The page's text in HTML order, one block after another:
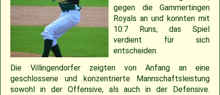
gegen die Gammertingen
Royals an und konnten mit
10:7 Runs, das Spiel
verdient für sich
entscheiden.
Die Villingendorfer zeigten von Anfang an eine
geschlossene und konzentrierte Mannschaftsleistung
sowohl in der Offensive, als auch in der Defensive.
2018
2017
2016
2015
22.04.2023 – Cavemen 2 vs Ulm Falcons
30.04.2022 – Softballspieltag 30.05.2019 – Jugendspiel in Ravensburg
01.05.2019 – Pokalspiel gegen Ellwangen
14.06.2017 – Pfingstturnier Steinheim 2017
21.05.2017 – Spiel gegen Neuenburg
13.05.2017 – Jugendspiel in Herrenberg
26./27.05.2012 – 25. Pfingstturnier in Steinheim
15.04.2012 – Jugend Cavemen vs. Gammertingen
03.07.2011 – Softball-Landesligaspiel Cavemen vs. Nagold Mohawks
11./12.06.2011 – Jubiläumsturnier 25 Jahre Red Phantoms Steinheim
01.05.2011 – Landesligaspiel Cavemen vs. Bad Mergentheim Warriors
10.04.2011 – Pokelspiel Cavemen vs. Karlsruhe Cougars
Sponsoring
Saison 2019
Saison 2018
Saison 2017
Saison 2016
Jugend Landesliga I 2025
Slowpitch Softball RNL 2025
Spielberichte 2025
Cavemen-News 2025
Jugend Landesliga III 2024
Slowpitch Softball RNL 2024
Spielberichte 2024
Cavemen-News 2024
Jugend Landesliga III 2023
Spielberichte 2023
Cavemen-News 2023
Spielberichte 2022
Cavemen-News 2022
Cavemen-News 2013
Spielberichte 2012
Cavemen-News 2012